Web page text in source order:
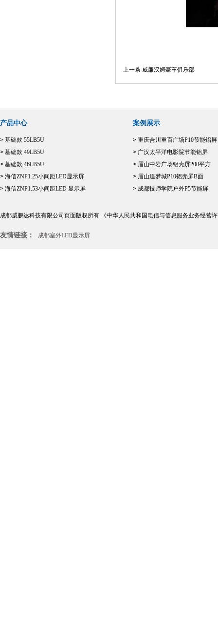
上一条 威廉汉姆豪车俱乐部
产品中心
> 基础款 55LB5U
> 基础款 49LB5U
> 基础款 46LB5U
> 海信ZNP1.25小间距LED显示屏
> 海信ZNP1.53小间距LED 显示屏
案例展示
> 重庆合川重百广场P10节能铝屏
> 广汉太平洋电影院节能铝屏
> 眉山中岩广场铝壳屏200平方
> 眉山追梦城P10铝壳屏B面
> 成都技师学院户外P5节能屏
成都威鹏达科技有限公司页面版权所有 《中华人民共和国电信与信息服务业务经营
友情链接： 成都室外LED显示屏